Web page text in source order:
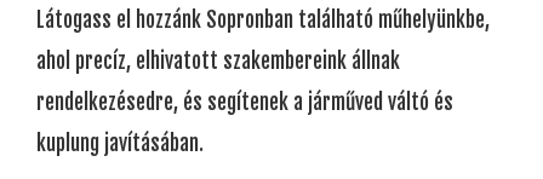
Látogass el hozzánk Sopronban található műhelyünkbe,
ahol precíz, elhivatott szakembereink állnak
rendelkezésedre, és segítenek a járműved váltó és
kuplung javításában.